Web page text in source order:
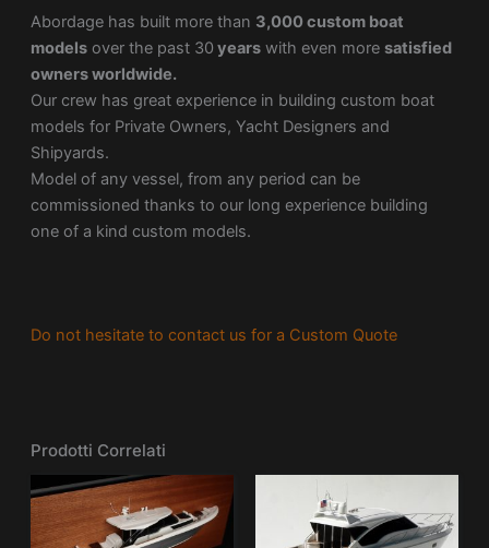
Abordage has built more than 3,000 custom boat
modelsover the past 30 yearswith even more satisfied
owners worldwide.
Our crew has great experience in building custom boat
models for Private Owners, Yacht Designers and
Shipyards.
Model of any vessel, from any period can be
commissioned thanks to our long experience building
one of a kind custom models.
Do not hesitate to contact us for a Custom Quote
Prodotti Correlati